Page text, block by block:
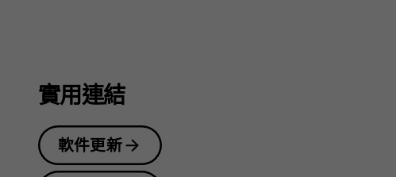
南
實用連結
軟件更新